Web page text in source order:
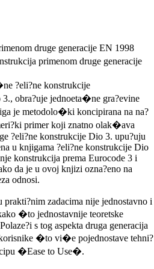
druge generacije EN 1998
primenom druge generacije
?eli?ne konstrukcije
obra?uje jednoeta�ne gra?evine
je metodolo�ki koncipirana na na?
primer koji znatno olak�ava
?eli?ne konstrukcije Dio 3. upu?uju
u knjigama ?eli?ne konstrukcije Dio
konstrukcija prema Eurocode 3 i
da je u ovoj knjizi ozna?eno na
odnosi.
zadacima nije jednostavno i
�to jednostavnije teoretske
s tog aspekta druga generacija
korisnike �to vi�e pojednostave tehni?
�Ease to Use�.